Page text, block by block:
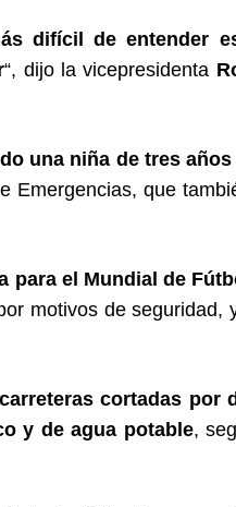
difícil de entender
“, dijo la vicepresidenta
una niña de tres
Emergencias, que
el Mundial de
motivos de seguridad,
cortadas por
y de agua potable,